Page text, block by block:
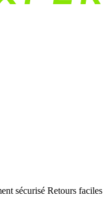
sécurisé Retours faciles